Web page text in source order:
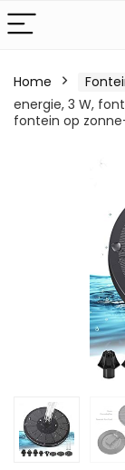
Home
energie, 3 W,
fontein op